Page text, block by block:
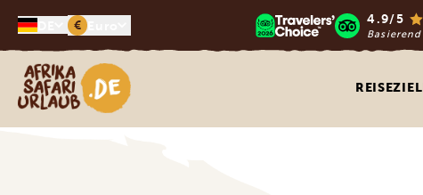
€ 4.9/5
Afrika Safari Urlaub